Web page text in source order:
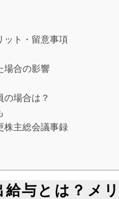
ット・留意事項
場合の影響
の場合は？
株主総会議事録
給与とは？メ